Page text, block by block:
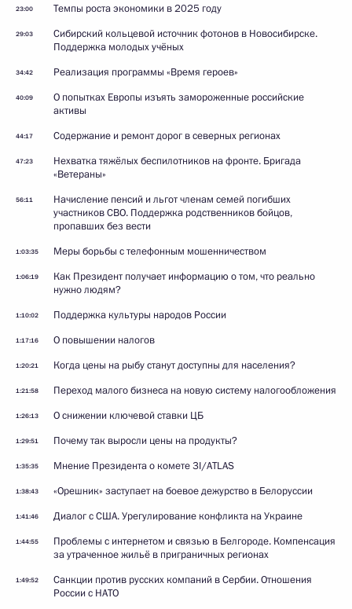
23:00 Темпы роста экономики в 2025 году
29:03
Сибирский кольцевой источник фотонов в Новосибирске.
Поддержка молодых учёных
34:42 Реализация программы «Время героев»
40:09
О попытках Европы изъять замороженные российские
активы
44:17 Содержание и ремонт дорог в северных регионах
47:23
Нехватка тяжёлых беспилотников на фронте. Бригада
«Ветераны»
56:11
Начисление пенсий и льгот членам семей погибших
участников СВО. Поддержка родственников бойцов,
пропавших без вести
1:03:35 Меры борьбы с телефонным мошенничеством
1:06:19
Как Президент получает информацию о том, что реально
нужно людям?
1:10:02 Поддержка культуры народов России
1:17:16 О повышении налогов
1:20:21 Когда цены на рыбу станут доступны для населения?
1:21:58 Переход малого бизнеса на новую систему налогообложения
1:26:13 О снижении ключевой ставки ЦБ
1:29:51 Почему так выросли цены на продукты?
1:35:35 Мнение Президента о комете 3I/ATLAS
1:38:43 «Орешник» заступает на боевое дежурство в Белоруссии
1:41:46 Диалог с США. Урегулирование конфликта на Украине
1:44:55
Проблемы с интернетом и связью в Белгороде. Компенсация
за утраченное жильё в приграничных регионах
1:49:52
Санкции против русских компаний в Сербии. Отношения
России с НАТО